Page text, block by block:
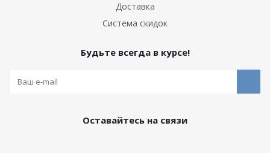
Доставка
Система скидок
Будьте всегда в курсе!
Оставайтесь на связи